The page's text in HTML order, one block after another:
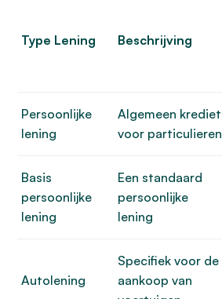
Type Lening Beschrijving
Persoonlijke
lening
Algemeen krediet
voor particulieren
Basis
persoonlijke
lening
Een standaard
persoonlijke
lening
Autolening
Specifiek voor de
aankoop van